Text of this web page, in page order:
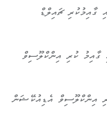
ގާއިމުކުރި ޗައިލްޑް
ކުރި އިންކްލޫސިވް
އިންކްލޫސިވް އެޑިއުކޭޝަން